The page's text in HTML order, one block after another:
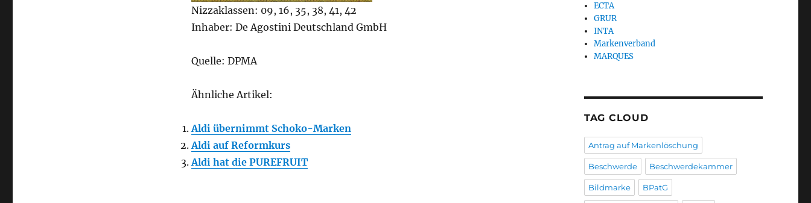
Nizzaklassen: 09, 16, 35, 38, 41, 42
Inhaber: De Agostini Deutschland GmbH
Quelle: DPMA
Ähnliche Artikel:
Aldi übernimmt Schoko-Marken
Aldi auf Reformkurs
Aldi hat die PUREFRUIT
ECTA
GRUR
INTA
Markenverband
MARQUES
TAG CLOUD
Antrag auf Markenlöschung
Beschwerde Beschwerdekammer
Bildmarke BPatG